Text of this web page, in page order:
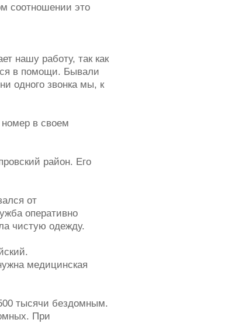
соотношении это
нашу работу, так как
в помощи. Бывали
одного звонка мы, к
в своем
район. Его
от
оперативно
чистую одежду.
медицинская
тысячи бездомным.
При